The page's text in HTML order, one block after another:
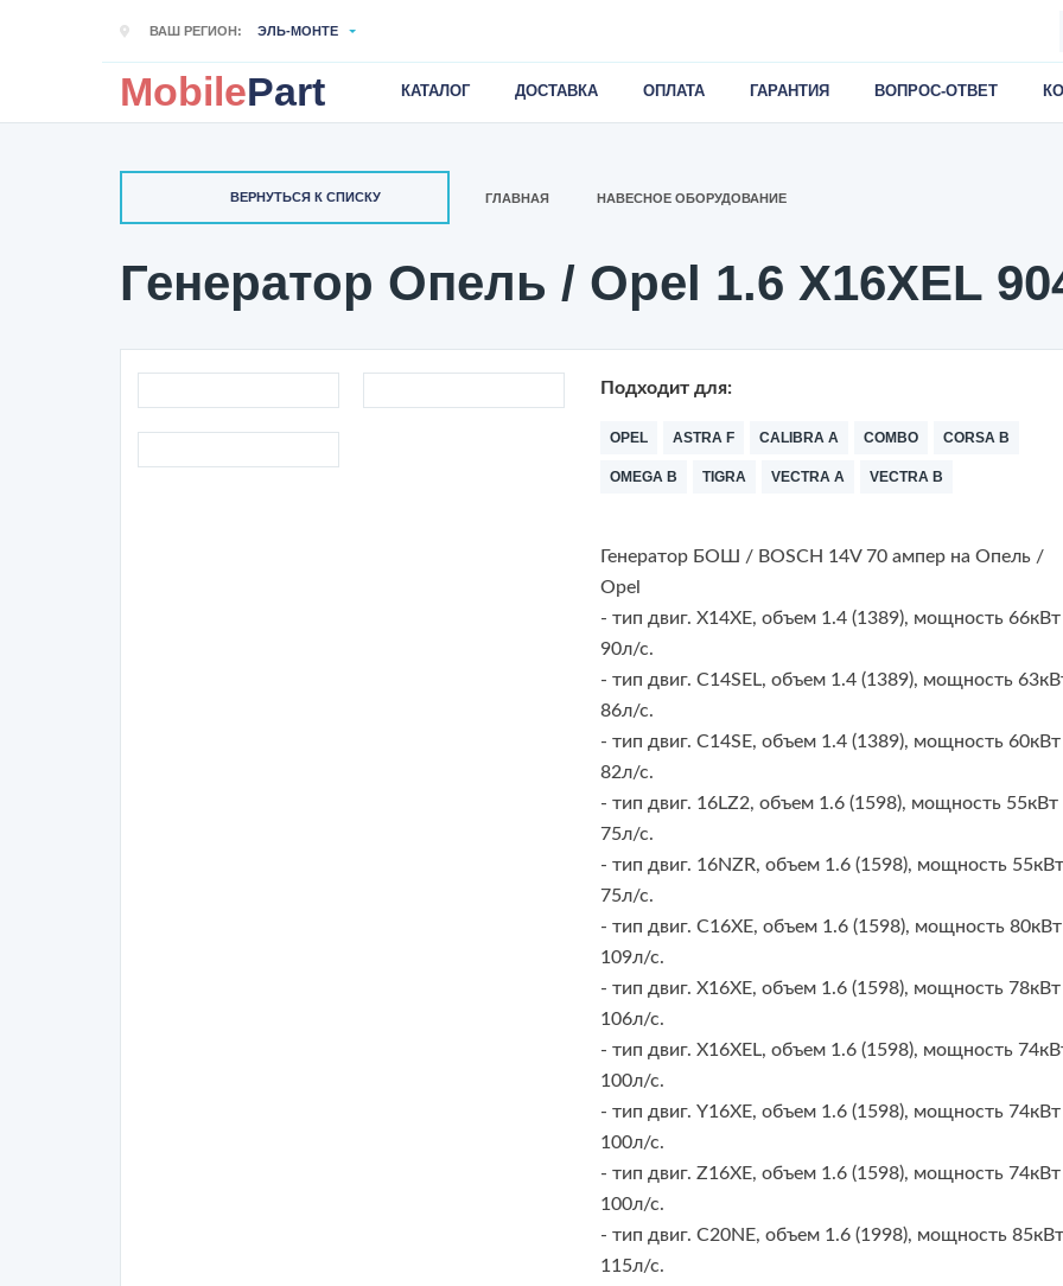
ВАШ РЕГИОН: ЭЛЬ-МОНТЕ
MobilePart КАТАЛОГ ДОСТАВКА ОПЛАТА ГАРАНТИЯ ВОПРОС-ОТВЕТ
ВЕРНУТЬСЯ К СПИСКУ ГЛАВНАЯ НАВЕСНОЕ ОБОРУДОВАНИЕ
Генератор Опель / Opel 1.6 X16XEL
Подходит для:
OPEL ASTRA F CALIBRA A COMBO CORSA B
OMEGA B TIGRA VECTRA A VECTRA B
Генератор БОШ / BOSCH 14V 70 ампер на Опель /
Opel
- тип двиг. X14XE, объем 1.4 (1389), мощность 66кВт
90л/с.
- тип двиг. C14SEL, объем 1.4 (1389), мощность
86л/с.
- тип двиг. C14SE, объем 1.4 (1389), мощность 60кВт
82л/с.
- тип двиг. 16LZ2, объем 1.6 (1598), мощность 55кВт
75л/с.
- тип двиг. 16NZR, объем 1.6 (1598), мощность 55кВт
75л/с.
- тип двиг. C16XE, объем 1.6 (1598), мощность 80кВт
109л/с.
- тип двиг. X16XE, объем 1.6 (1598), мощность 78кВт
106л/с.
- тип двиг. X16XEL, объем 1.6 (1598), мощность
100л/с.
- тип двиг. Y16XE, объем 1.6 (1598), мощность 74кВт
100л/с.
- тип двиг. Z16XE, объем 1.6 (1598), мощность 74кВт
100л/с.
- тип двиг. C20NE, объем 1.6 (1998), мощность 85кВт
115л/с.